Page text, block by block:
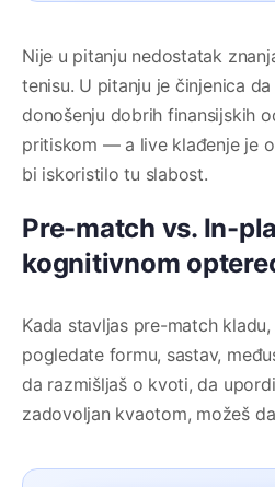
Nije u pitanju nedostatak
tenisu. U pitanju je činjenica
donošenju dobrih finansijskih
pritiskom — a live klađenje je
bi iskoristilo tu slabost.
Pre-match vs. In-
kognitivnom
Kada stavljas pre-match
pogledate formu, sastav,
da razmišljaš o kvoti, da
zadovoljan kvaotom, možeš